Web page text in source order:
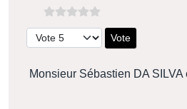
Veuillez voter
Monsieur Sébastien DA